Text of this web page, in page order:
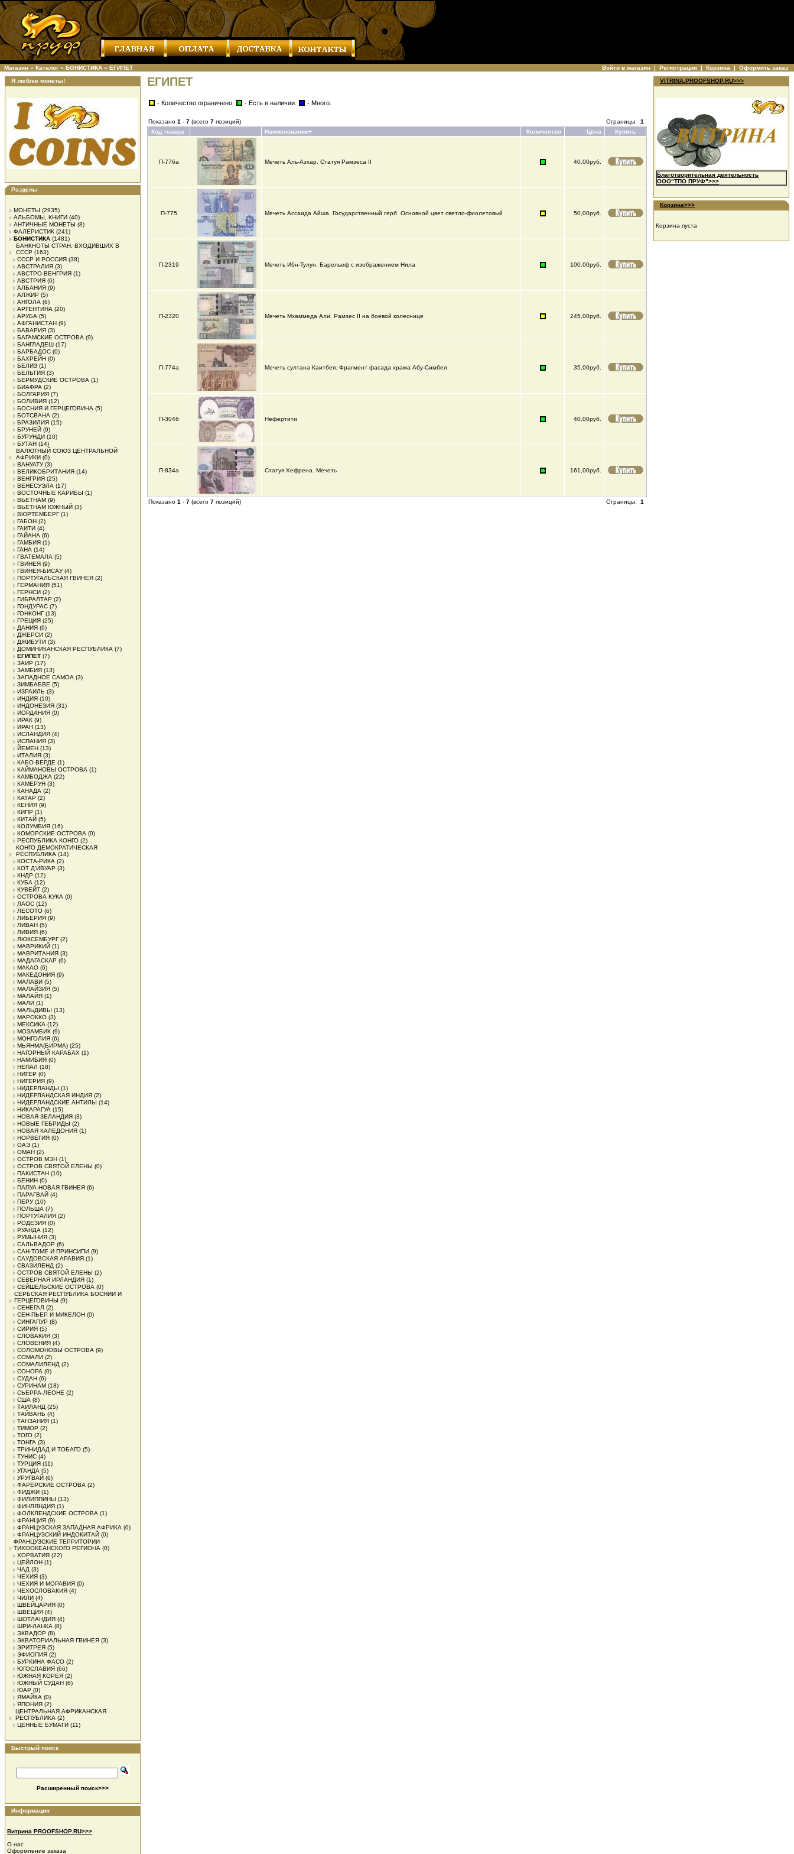
Магазин » Каталог » БОНИСТИКА » ЕГИПЕТ Войти в магазин | Регистрация | Корзина | Оформить заказ
Я люблю монеты!
Разделы
МОНЕТЫ (2935)
АЛЬБОМЫ, КНИГИ (40)
АНТИЧНЫЕ МОНЕТЫ (8)
ФАЛЕРИСТИК (241)
БОНИСТИКА (1481)
БАНКНОТЫ СТРАН, ВХОДИВШИХ В
СССР (163)
СССР И РОССИЯ (38)
АВСТРАЛИЯ (3)
АВСТРО-ВЕНГРИЯ (1)
АВСТРИЯ (6)
АЛБАНИЯ (9)
АЛЖИР (5)
АНГОЛА (6)
АРГЕНТИНА (20)
АРУБА (5)
АФГАНИСТАН (9)
БАВАРИЯ (3)
БАГАМСКИЕ ОСТРОВА (9)
БАНГЛАДЕШ (17)
БАРБАДОС (0)
БАХРЕЙН (0)
БЕЛИЗ (1)
БЕЛЬГИЯ (3)
БЕРМУДСКИЕ ОСТРОВА (1)
БИАФРА (2)
БОЛГАРИЯ (7)
БОЛИВИЯ (12)
БОСНИЯ И ГЕРЦЕГОВИНА (5)
БОТСВАНА (2)
БРАЗИЛИЯ (15)
БРУНЕЙ (9)
БУРУНДИ (10)
БУТАН (14)
ВАЛЮТНЫЙ СОЮЗ ЦЕНТРАЛЬНОЙ
АФРИКИ (0)
ВАНУАТУ(3)
ВЕЛИКОБРИТАНИЯ (14)
ВЕНГРИЯ (25)
ВЕНЕСУЭЛА (17)
ВОСТОЧНЫЕ КАРИБЫ (1)
ВЬЕТНАМ (9)
ВЬЕТНАМ ЮЖНЫЙ (3)
ВЮРТЕМБЕРГ(1)
ГАБОН (2)
ГАИТИ (4)
ГАЙАНА (6)
ГАМБИЯ (1)
ГАНА (14)
ГВАТЕМАЛА (5)
ГВИНЕЯ (9)
ГВИНЕЯ-БИСАУ(4)
ПОРТУГАЛЬСКАЯ ГВИНЕЯ (2)
ГЕРМАНИЯ (51)
ГЕРНСИ (2)
ГИБРАЛТАР (2)
ГОНДУРАС (7)
ГОНКОНГ(13)
ГРЕЦИЯ (25)
ДАНИЯ (6)
ДЖЕРСИ (2)
ДЖИБУТИ (3)
ДОМИНИКАНСКАЯ РЕСПУБЛИКА (7)
ЕГИПЕТ (7)
ЗАИР (17)
ЗАМБИЯ (13)
ЗАПАДНОЕ САМОА (3)
ЗИМБАБВЕ (5)
ИЗРАИЛЬ (3)
ИНДИЯ (10)
ИНДОНЕЗИЯ (31)
ИОРДАНИЯ (0)
ИРАК (9)
ИРАН (13)
ИСЛАНДИЯ (4)
ИСПАНИЯ (3)
ЙЕМЕН (13)
ИТАЛИЯ (3)
КАБО-ВЕРДЕ (1)
КАЙМАНОВЫ ОСТРОВА (1)
КАМБОДЖА (22)
КАМЕРУН (3)
КАНАДА (2)
КАТАР (2)
КЕНИЯ (9)
КИПР (1)
КИТАЙ (5)
КОЛУМБИЯ (16)
КОМОРСКИЕ ОСТРОВА (0)
РЕСПУБЛИКА КОНГО (2)
КОНГО ДЕМОКРАТИЧЕСКАЯ
РЕСПУБЛИКА (14)
КОСТА-РИКА (2)
КОТ Д'ИВУАР (3)
КНДР (12)
КУБА (12)
КУВЕЙТ (2)
ОСТРОВА КУКА (0)
ЛАОС (12)
ЛЕСОТО (6)
ЛИБЕРИЯ (9)
ЛИВАН (5)
ЛИВИЯ (6)
ЛЮКСЕМБУРГ(2)
МАВРИКИЙ (1)
МАВРИТАНИЯ (3)
МАДАГАСКАР (6)
МАКАО (6)
МАКЕДОНИЯ (9)
МАЛАВИ (5)
МАЛАЙЗИЯ (5)
МАЛАЙЯ (1)
МАЛИ (1)
МАЛЬДИВЫ (13)
МАРОККО (3)
МЕКСИКА (12)
МОЗАМБИК (9)
МОНГОЛИЯ (6)
МЬЯНМА(БИРМА) (25)
НАГОРНЫЙ КАРАБАХ (1)
НАМИБИЯ (0)
НЕПАЛ (18)
НИГЕР (0)
НИГЕРИЯ (9)
НИДЕРЛАНДЫ (1)
НИДЕРЛАНДСКАЯ ИНДИЯ (2)
НИДЕРЛАНДСКИЕ АНТИЛЫ (14)
НИКАРАГУА (15)
НОВАЯ ЗЕЛАНДИЯ (3)
НОВЫЕ ГЕБРИДЫ (2)
НОВАЯ КАЛЕДОНИЯ (1)
НОРВЕГИЯ (0)
ОАЭ (1)
ОМАН (2)
ОСТРОВ МЭН (1)
ОСТРОВ СВЯТОЙ ЕЛЕНЫ (0)
ПАКИСТАН (10)
БЕНИН (0)
ПАПУА-НОВАЯ ГВИНЕЯ (6)
ПАРАГВАЙ (4)
ПЕРУ(10)
ПОЛЬША (7)
ПОРТУГАЛИЯ (2)
РОДЕЗИЯ (0)
РУАНДА (12)
РУМЫНИЯ (3)
САЛЬВАДОР (6)
САН-ТОМЕ И ПРИНСИПИ (9)
САУДОВСКАЯ АРАВИЯ (1)
СВАЗИЛЕНД (2)
ОСТРОВ СВЯТОЙ ЕЛЕНЫ (2)
СЕВЕРНАЯ ИРЛАНДИЯ (1)
СЕЙШЕЛЬСКИЕ ОСТРОВА (0)
СЕРБСКАЯ РЕСПУБЛИКА БОСНИИ И
ГЕРЦЕГОВИНЫ (9)
СЕНЕГАЛ (2)
СЕН-ПЬЕР И МИКЕЛОН (0)
СИНГАПУР (8)
СИРИЯ (5)
СЛОВАКИЯ (3)
СЛОВЕНИЯ (4)
СОЛОМОНОВЫ ОСТРОВА (9)
СОМАЛИ (2)
СОМАЛИЛЕНД (2)
СОНОРА (0)
СУДАН (6)
СУРИНАМ (18)
СЬЕРРА-ЛЕОНЕ (2)
США (8)
ТАИЛАНД (25)
ТАЙВАНЬ (4)
ТАНЗАНИЯ (1)
ТИМОР (2)
ТОГО (2)
ТОНГА (3)
ТРИНИДАД И ТОБАГО (5)
ТУНИС (4)
ТУРЦИЯ (11)
УГАНДА (5)
УРУГВАЙ (6)
ФАРЕРСКИЕ ОСТРОВА (2)
ФИДЖИ (1)
ФИЛИППИНЫ (13)
ФИНЛЯНДИЯ (1)
ФОЛКЛЕНДСКИЕ ОСТРОВА (1)
ФРАНЦИЯ (9)
ФРАНЦУЗСКАЯ ЗАПАДНАЯ АФРИКА (0)
ФРАНЦУЗСКИЙ ИНДОКИТАЙ (0)
ФРАНЦУЗСКИЕ ТЕРРИТОРИИ
ТИХООКЕАНСКОГО РЕГИОНА (0)
ХОРВАТИЯ (22)
ЦЕЙЛОН (1)
ЧАД (3)
ЧЕХИЯ (3)
ЧЕХИЯ И МОРАВИЯ (0)
ЧЕХОСЛОВАКИЯ (4)
ЧИЛИ (4)
ШВЕЙЦАРИЯ (0)
ШВЕЦИЯ (4)
ШОТЛАНДИЯ (4)
ШРИ-ЛАНКА (8)
ЭКВАДОР (8)
ЭКВАТОРИАЛЬНАЯ ГВИНЕЯ (3)
ЭРИТРЕЯ (5)
ЭФИОПИЯ (2)
БУРКИНА ФАСО (2)
ЮГОСЛАВИЯ (66)
ЮЖНАЯ КОРЕЯ (2)
ЮЖНЫЙ СУДАН (6)
ЮАР (0)
ЯМАЙКА (0)
ЯПОНИЯ (2)
ЦЕНТРАЛЬНАЯ АФРИКАНСКАЯ
РЕСПУБЛИКА (2)
ЦЕННЫЕ БУМАГИ (11)
Быстрый поиск
Расширенный поиск>>>
Информация
Витрина PROOFSHOP.RU>>>
О нас
Оформление заказа
ЕГИПЕТ
- Количество ограничено. - Есть в наличии. - Много.
Показано 1 - 7 (всего 7 позиций) Страницы: 1
Код товара
Наименование+ Количество Цена Купить
П-776а Мечеть Аль-Азхар. Статуя Рамзеса II 40,00руб.
П-775 Мечеть Ассаида Айша. Государственный герб. Основной цвет светло-фиолетовый 50,00руб.
П-2319 Мечеть Ибн-Тулун. Барельеф с изображением Нила 100,00руб.
П-2320 Мечеть Мхаммеда Али. Рамзес II на боевой колеснице 245,00руб.
П-774а Мечеть султана Каитбея. Фрагмент фасада храма Абу-Симбел 35,00руб.
П-304б Нефертити 40,00руб.
П-834а Статуя Хефрена. Мечеть 161,00руб.
Показано 1 - 7 (всего 7 позиций) Страницы: 1
VITRINA.PROOFSHOP.RU>>>
Благотворительная деятельность
ООО"ТПО ПРУФ">>>
Корзина>>>
Корзина пуста